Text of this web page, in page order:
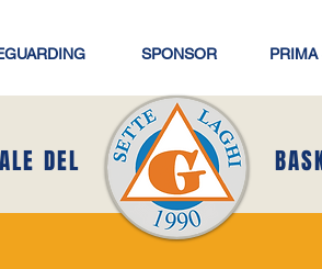
SPONSOR PRIMA
DEL